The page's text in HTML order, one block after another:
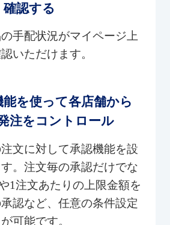
確認する
手配状況がマイページ上
いただけます。
能を使って各店舗から
注をコントロール
文に対して承認機能を設
。注文毎の承認だけでな
1注文あたりの上限金額を
認など、任意の条件設定
が可能です。